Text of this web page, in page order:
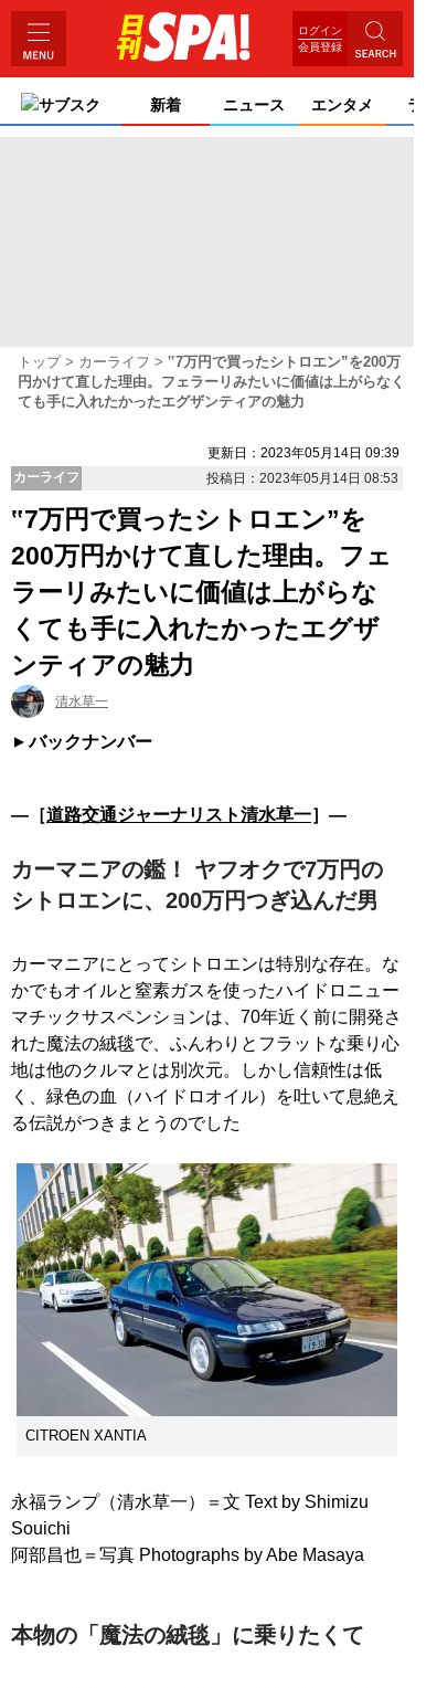
ログイン
会員登録
サブスク 新着 ニュース エンタメ ライ
トップ カーライフ
‟7万円で買ったシトロエン”を200万
円かけて直した理由。フェラーリみたいに価値は上がらなく
ても手に入れたかったエグザンティアの魅力
更新日：2023年05月14日 09:39
カーライフ
投稿日：2023年05月14日 08:53
‟7万円で買ったシトロエン”を
200万円かけて直した理由。フェ
ラーリみたいに価値は上がらな
くても手に入れたかったエグザ
ンティアの魅力
清水草一
バックナンバー
―［道路交通ジャーナリスト清水草一］―
カーマニアの鑑！ ヤフオクで7万円の
シトロエンに、200万円つぎ込んだ男
カーマニアにとってシトロエンは特別な存在。な
かでもオイルと窒素ガスを使ったハイドロニュー
マチックサスペンションは、70年近く前に開発さ
れた魔法の絨毯で、ふんわりとフラットな乗り心
地は他のクルマとは別次元。しかし信頼性は低
く、緑色の血（ハイドロオイル）を吐いて息絶え
る伝説がつきまとうのでした
CITROEN XANTIA
永福ランプ（清水草一）＝文 Text by Shimizu
Souichi
阿部昌也＝写真 Photographs by Abe Masaya
本物の「魔法の絨毯」に乗りたくて